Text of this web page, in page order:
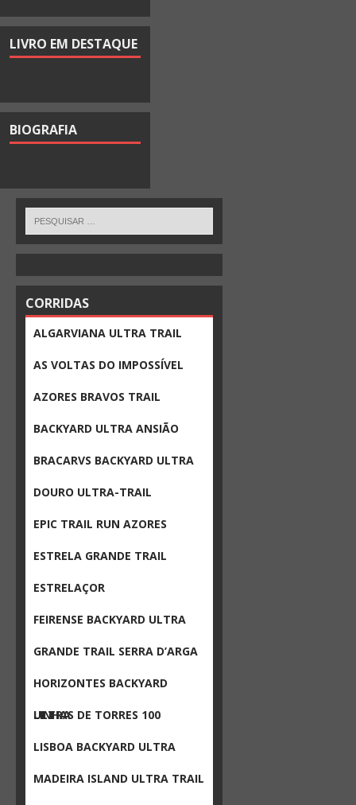
LIVRO EM DESTAQUE
BIOGRAFIA
CORRIDAS
ALGARVIANA ULTRA TRAIL
AS VOLTAS DO IMPOSSÍVEL
AZORES BRAVOS TRAIL
BACKYARD ULTRA ANSIÃO
BRACARVS BACKYARD ULTRA
DOURO ULTRA-TRAIL
EPIC TRAIL RUN AZORES
ESTRELA GRANDE TRAIL
ESTRELAÇOR
FEIRENSE BACKYARD ULTRA
GRANDE TRAIL SERRA D’ARGA
HORIZONTES BACKYARD
ULTRA
LINHAS DE TORRES 100
LISBOA BACKYARD ULTRA
MADEIRA ISLAND ULTRA TRAIL